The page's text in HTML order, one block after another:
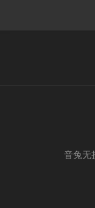
音兔无